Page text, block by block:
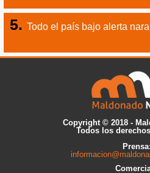
Todo el país bajo alerta
Copyright © 2018 -
Todos los
Prensa: